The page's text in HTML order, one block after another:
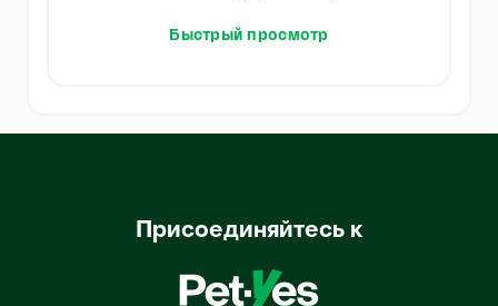
Быстрый просмотр
Присоединяйтесь к